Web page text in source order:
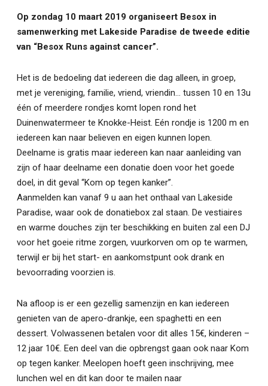
Op zondag 10 maart 2019 organiseert Besox in
samenwerking met Lakeside Paradise de tweede editie
van “Besox Runs against cancer”.
Het is de bedoeling dat iedereen die dag alleen, in groep,
met je vereniging, familie, vriend, vriendin… tussen 10 en 13u
één of meerdere rondjes komt lopen rond het
Duinenwatermeer te Knokke-Heist. Eén rondje is 1200 m en
iedereen kan naar believen en eigen kunnen lopen.
Deelname is gratis maar iedereen kan naar aanleiding van
zijn of haar deelname een donatie doen voor het goede
doel, in dit geval “Kom op tegen kanker”.
Aanmelden kan vanaf 9 u aan het onthaal van Lakeside
Paradise, waar ook de donatiebox zal staan. De vestiaires
en warme douches zijn ter beschikking en buiten zal een DJ
voor het goeie ritme zorgen, vuurkorven om op te warmen,
terwijl er bij het start- en aankomstpunt ook drank en
bevoorrading voorzien is.
Na afloop is er een gezellig samenzijn en kan iedereen
genieten van de apero-drankje, een spaghetti en een
dessert. Volwassenen betalen voor dit alles 15€, kinderen –
12 jaar 10€. Een deel van die opbrengst gaan ook naar Kom
op tegen kanker. Meelopen hoeft geen inschrijving, mee
lunchen wel en dit kan door te mailen naar